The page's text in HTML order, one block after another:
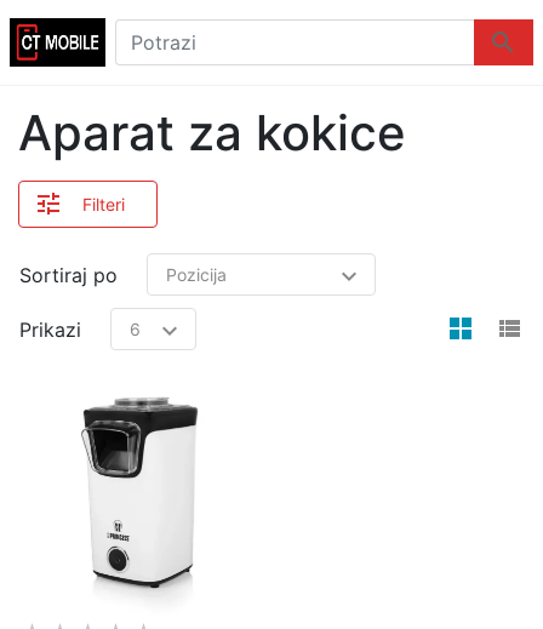
Logo
Potrazi
Aparat za kokice
Filteri
Sortiraj po
Prikazi